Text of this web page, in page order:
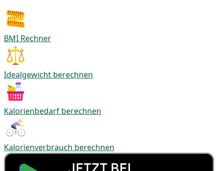
BMI Rechner
Idealgewicht berechnen
Kalorienbedarf berechnen
Kalorienverbrauch berechnen